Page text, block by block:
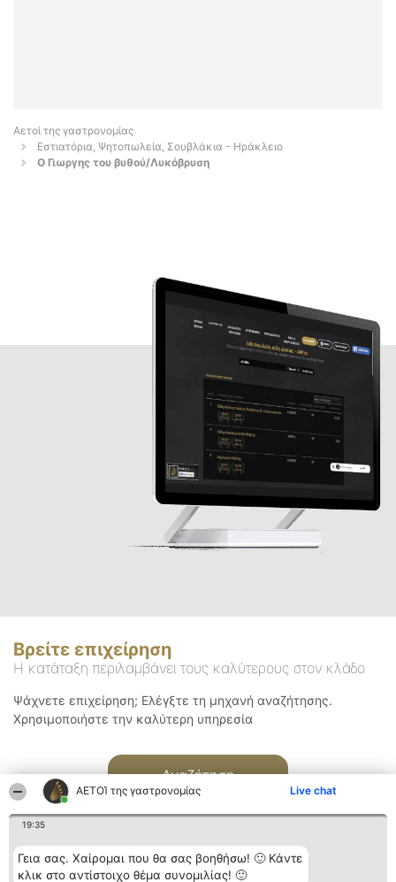
ΑΕΤΟΊ της γαστρονομίας Live chat
19:35
Γεια σας. Χαίρομαι που θα σας βοηθήσω! 🙂 Κάντε
κλικ στο αντίστοιχο θέμα συνομιλίας! 🙂
Αετοί της γαστρονομίας
Εστιατόρια, Ψητοπωλεία, Σουβλάκια - Ηράκλειο
Ο Γιωργης του βυθού/Λυκόβρυση
Βρείτε επιχείρηση
Η κατάταξη περιλαμβάνει τους καλύτερους στον κλάδο
Ψάχνετε επιχείρηση; Ελέγξτε τη μηχανή αναζήτησης.
Χρησιμοποιήστε την καλύτερη υπηρεσία
Αναζήτηση